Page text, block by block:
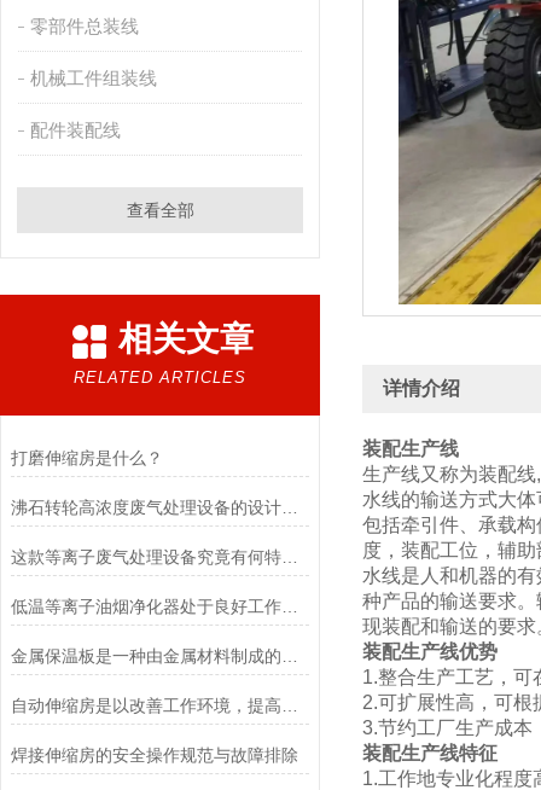
零部件总装线
机械工件组装线
配件装配线
查看全部
相关文章
RELATED ARTICLES
打磨伸缩房是什么？
沸石转轮高浓度废气处理设备的设计要点
这款等离子废气处理设备究竟有何特别之处呢？
低温等离子油烟净化器处于良好工作状态
焊接伸缩房的安全操作规范与故障排除
详情介绍
装配生产线
生产线又称为装配
水线的输送方式大
包括牵引件、承载
度，装配工位，辅
水线是人和机器的
种产品的输送要求
现装配和输送的要
装配生产线优势
1.整合生产工艺，可
2.可扩展性高，可根
3.节约工厂生产成本
装配生产线特征
1.工作地专业化程度